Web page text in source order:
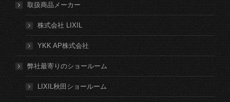
取扱商品メーカー
株式会社 LIXIL
YKK AP株式会社
弊社最寄りのショールーム
LIXIL秋田ショールーム